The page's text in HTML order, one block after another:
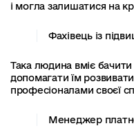
і могла залишатися на
Фахівець із
Така людина вміє бачити
допомагати їм
професіоналами своєї
Менеджер